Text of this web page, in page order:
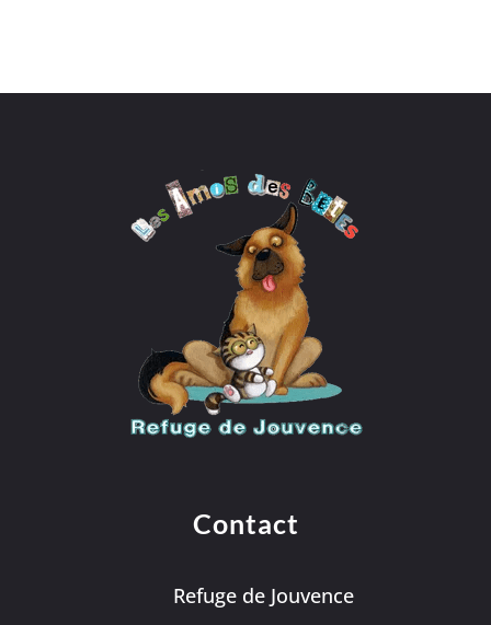
Contact
Refuge de Jouvence